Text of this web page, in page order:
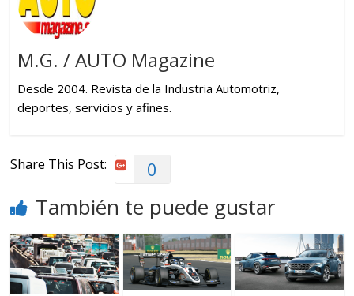
M.G. / AUTO Magazine
Desde 2004. Revista de la Industria Automotriz,
deportes, servicios y afines.
Share This Post: 0
También te puede gustar